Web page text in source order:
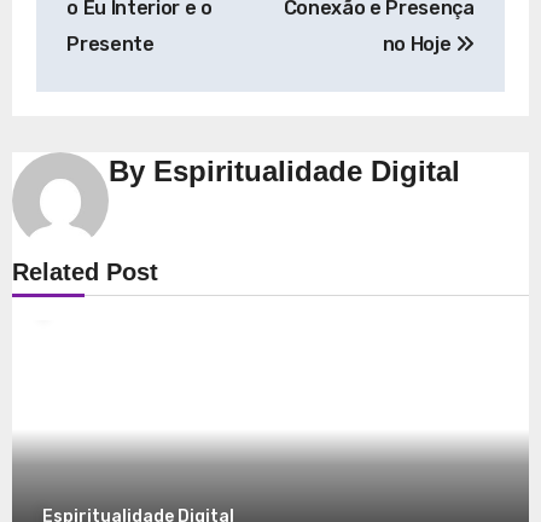
o Eu Interior e o
Presente
Conexão e Presença
no Hoje
By Espiritualidade Digital
Related Post
Espiritualidade
Explorando a Espiritualidade: Conexão e
Espiritualidade Digital